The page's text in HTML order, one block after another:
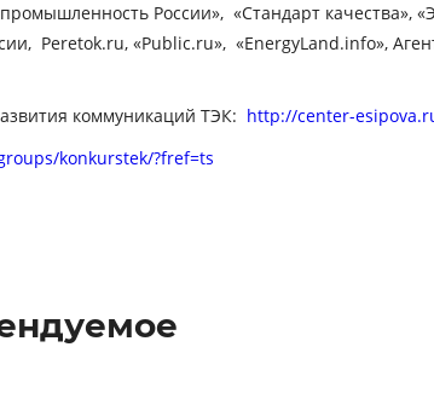
России», «Стандарт качества»,
Peretok.ru, «Public.ru», «EnergyLand.info»,
коммуникаций ТЭК: http://center-
konkurstek/?fref=ts